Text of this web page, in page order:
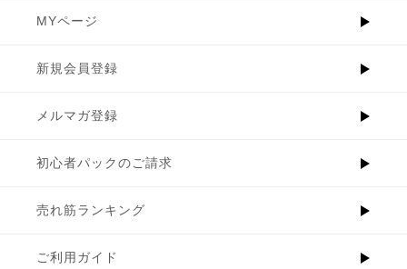
MYページ
新規会員登録
メルマガ登録
初心者パックのご請求
売れ筋ランキング
ご利用ガイド